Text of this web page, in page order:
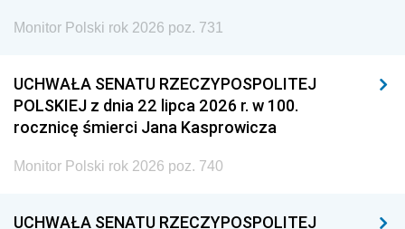
Monitor Polski rok 2026 poz. 731
UCHWAŁA SENATU RZECZYPOSPOLITEJ
POLSKIEJ z dnia 22 lipca 2026 r. w 100.
rocznicę śmierci Jana Kasprowicza
Monitor Polski rok 2026 poz. 740
UCHWAŁA SENATU RZECZYPOSPOLITEJ